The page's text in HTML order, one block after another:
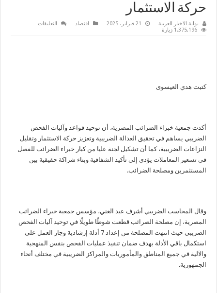
حركة الاستثمار
بوابة الاخبار العربية 21 فبراير، 2025 اقتصاد التعليقات
1,375,196 زيارة
كتبت هدي العيسوى
أكدت جمعية خبراء الضرائب المصرية، أن توحيد قواعد وآليات الفحص
الضريبي يساهم في تحقيق العدالة الضريبية وتعزيز حركة الاستثمار وتقليل
النزاعات الضريبية، كما أن تشكيل لجنة عليا من كبار خبراء الضرائب للفصل
في تسعير المعاملات يؤدي إلى تأكيد الشفافية وبناء شراكة حقيقية بين
المستثمرين ومصلحة الضرائب.
وقال المحاسب الضريبي أشرف عبد الغني، مؤسس جمعية خبراء الضرائب
المصرية، إن مصلحة الضرائب قطعت شوطًا طويلًا في توحيد آليات الفحص
الضريبي حيث انتهت المصلحة من إعداد 7 أدلة إرشادية وجار العمل على
استكمال باقي الأدلة بهدف ضمان تنفيذ عمليات الفحص بنفس المنهجية
والآلية في جميع المناطق والمأموريات والمراكز الضريبية في مختلف أنحاء
الجمهورية.